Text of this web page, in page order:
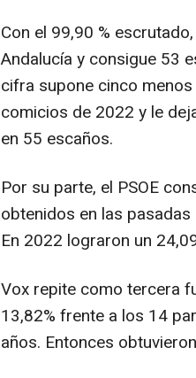
Con el 99,90 %
Andalucía y consigue 53
cifra supone cinco
comicios de 2022 y le
en 55 escaños.
Por su parte, el PSOE
obtenidos en las
En 2022 lograron un
Vox repite como tercera
13,82% frente a los 14
años. Entonces